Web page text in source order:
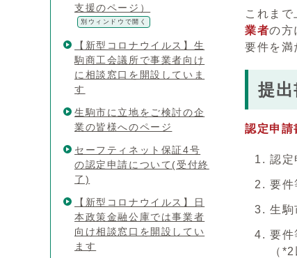
これま
業者の方
要件を満
提
認定申請
認定
要件
生駒
要
（
支援のページ）
別ウィンドウで開く
【新型コロナウイルス】生
駒商工会議所で事業者向け
に相談窓口を開設していま
す
生駒市に立地をご検討の企
業の皆様へのページ
セーフティネット保証4号
の認定申請について(受付終
了)
【新型コロナウイルス】日
本政策金融公庫では事業者
向け相談窓口を開設してい
ます